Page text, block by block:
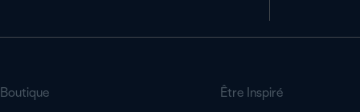
Boutique Être Inspiré